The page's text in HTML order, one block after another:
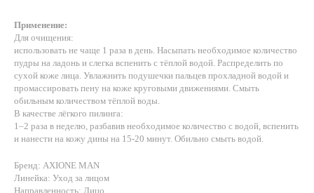
Применение:
Для очищения:
использовать не чаще 1 раза в день. Насыпать необходимое количество
пудры на ладонь и слегка вспенить с тёплой водой. Распределить по
сухой коже лица. Увлажнить подушечки пальцев прохладной водой и
промассировать пену на коже круговыми движениями. Смыть
обильным количеством тёплой воды.
В качестве лёгкого пилинга:
1–2 раза в неделю, разбавив необходимое количество с водой, вспенить
и нанести на кожу дины на 15-20 минут. Обильно смыть водой.
Бренд: AXIONE MAN
Линейка: Уход за лицом
Направленность: Лицо